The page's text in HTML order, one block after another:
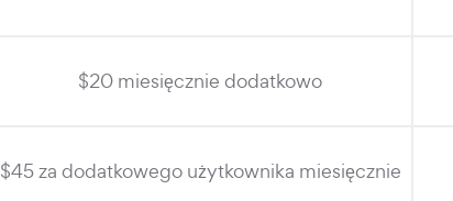
$20 miesięcznie dodatkowo
$45 za dodatkowego użytkownika miesięcznie